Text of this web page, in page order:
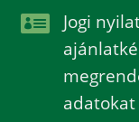
 Jogi